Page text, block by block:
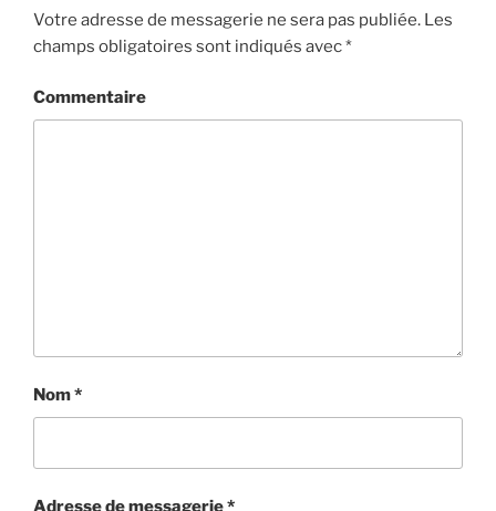
Votre adresse de messagerie ne sera pas publiée. Les
champs obligatoires sont indiqués avec*
Commentaire
Nom*
Adresse de messagerie*